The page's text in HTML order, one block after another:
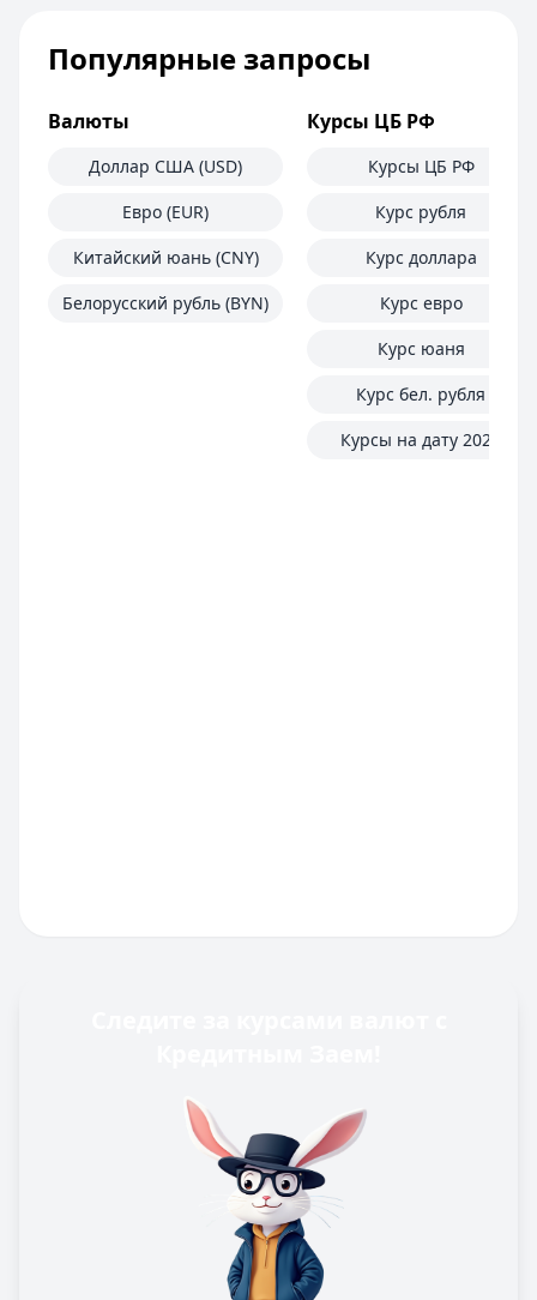
Рейтинг:4.6(14 отзывов)
Популярные запросы
Валюты
Доллар США (USD)
Евро (EUR)
Китайский юань (CNY)
Белорусский рубль (BYN)
Курсы ЦБ РФ
Курсы ЦБ РФ
Курс рубля
Курс доллара
Курс евро
Курс юаня
Курс бел. рубля
Курсы на дату 2025